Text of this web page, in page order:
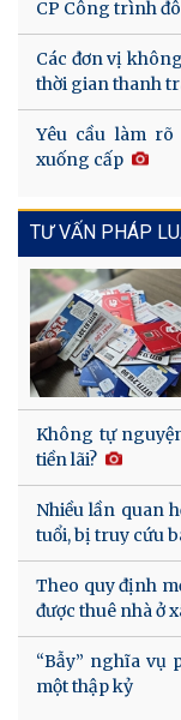
CP Công trình
Các đơn vị
thời gian thanh
Yêu cầu làm
xuống cấp
TƯ VẤN PHÁP
Không tự
tiền lãi?
Nhiều lần quan
tuổi, bị truy cứu
Theo quy định
được thuê nhà ở
“Bẫy” nghĩa vụ
một thập kỷ